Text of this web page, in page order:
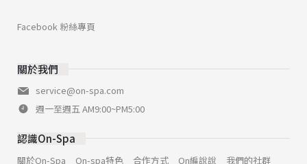
關於我們
service@on-spa.com
週一至週五 AM9:00~PM5:00
認識On-Spa
關於On-Spa On-spa特色 合作方式 On編說說 我們的社群
Facebook 粉絲專頁